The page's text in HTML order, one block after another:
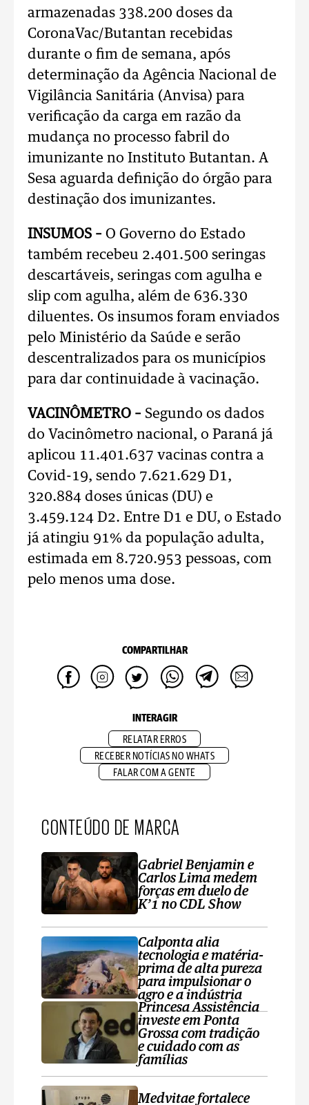
armazenadas 338.200 doses da
CoronaVac/Butantan recebidas
durante o fim de semana, após
determinação da Agência Nacional de
Vigilância Sanitária (Anvisa) para
verificação da carga em razão da
mudança no processo fabril do
imunizante no Instituto Butantan. A
Sesa aguarda definição do órgão para
destinação dos imunizantes.
INSUMOS – O Governo do Estado
também recebeu 2.401.500 seringas
descartáveis, seringas com agulha e
slip com agulha, além de 636.330
diluentes. Os insumos foram enviados
pelo Ministério da Saúde e serão
descentralizados para os municípios
para dar continuidade à vacinação.
VACINÔMETRO – Segundo os dados
do Vacinômetro nacional, o Paraná já
aplicou 11.401.637 vacinas contra a
Covid-19, sendo 7.621.629 D1,
320.884 doses únicas (DU) e
3.459.124 D2. Entre D1 e DU, o Estado
já atingiu 91% da população adulta,
estimada em 8.720.953 pessoas, com
pelo menos uma dose.
COMPARTILHAR
INTERAGIR
RELATAR ERROS
RECEBER NOTÍCIAS NO WHATS
FALAR COM A GENTE
CONTEÚDO DE MARCA
Gabriel Benjamin e
Carlos Lima medem
forças em duelo de
K’1 no CDL Show
Calponta alia
tecnologia e matéria-
prima de alta pureza
para impulsionar o
agro e a indústria
Princesa Assistência
investe em Ponta
Grossa com tradição
e cuidado com as
famílias
Medvitae fortalece